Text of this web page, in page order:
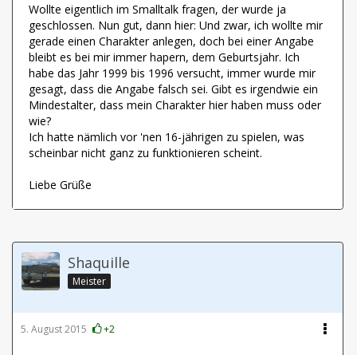
Wollte eigentlich im Smalltalk fragen, der wurde ja
geschlossen. Nun gut, dann hier: Und zwar, ich wollte mir
gerade einen Charakter anlegen, doch bei einer Angabe
bleibt es bei mir immer hapern, dem Geburtsjahr. Ich
habe das Jahr 1999 bis 1996 versucht, immer wurde mir
gesagt, dass die Angabe falsch sei. Gibt es irgendwie ein
Mindestalter, dass mein Charakter hier haben muss oder
wie?
Ich hatte nämlich vor 'nen 16-jährigen zu spielen, was
scheinbar nicht ganz zu funktionieren scheint.
Liebe Grüße
Shaquille
Meister
5. August 2015 +2